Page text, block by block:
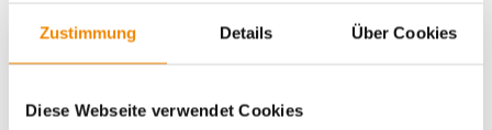
Zustimmung Details Über Cookies
Diese Webseite verwendet Cookies
Dieses Produkt finden Sie unter:Grillzubehör|Zubehör|